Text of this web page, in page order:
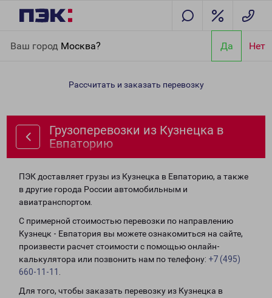
Ваш город Москва? Да Нет
Евпаторию
Рассчитать и заказать перевозку
Грузоперевозки из Кузнецка в
Евпаторию
ПЭК доставляет грузы из Кузнецка в Евпаторию, а также
в другие города России автомобильным и
авиатранспортом.
С примерной стоимостью перевозки по направлению
Кузнецк - Евпатория вы можете ознакомиться на сайте,
произвести расчет стоимости с помощью онлайн-
калькулятора или позвонить нам по телефону: +7 (495)
660-11-11
Для того, чтобы заказать перевозку из Кузнецка в